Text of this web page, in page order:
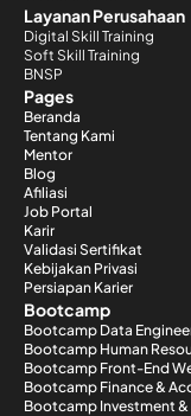
Layanan Perusahaan
Digital Skill Training
Soft Skill Training
BNSP
Pages
Beranda
Tentang Kami
Mentor
Blog
Afiliasi
Job Portal
Karir
Validasi Sertifikat
Kebijakan Privasi
Persiapan Karier
Bootcamp
Bootcamp Data
Bootcamp Human
Bootcamp Front-End
Bootcamp Finance &
Bootcamp Investment &